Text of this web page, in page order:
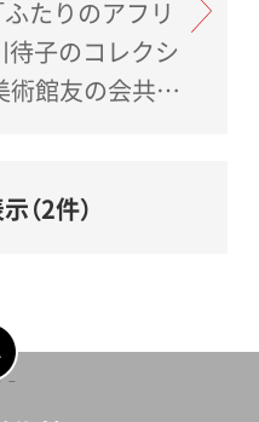
子のコレクシ
術館友の会共催
（2件）
へ戻